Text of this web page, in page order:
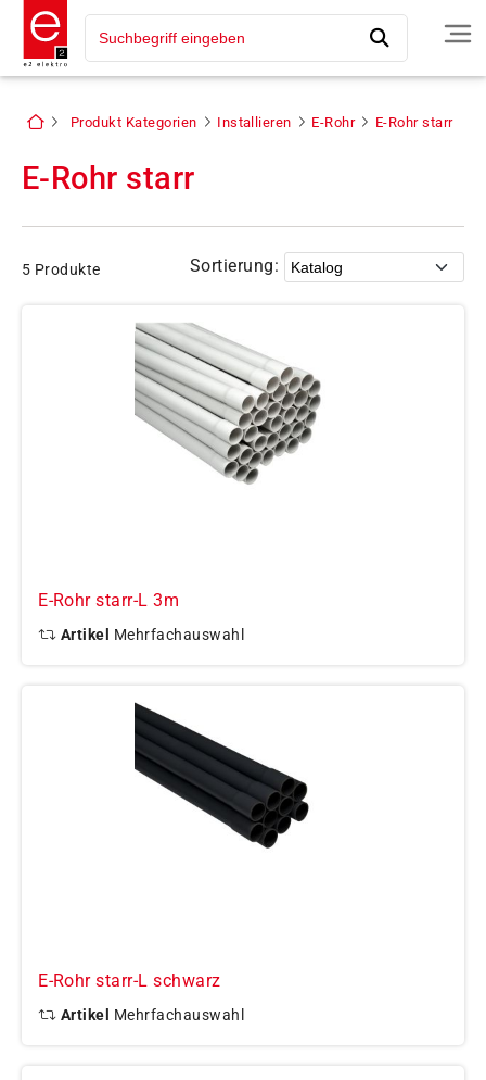
Produkt Kategorien Installieren E-Rohr E-Rohr starr
E-Rohr starr
5 Produkte Sortierung:
E-Rohr starr-L 3m
Artikel Mehrfachauswahl
E-Rohr starr-L schwarz
Artikel Mehrfachauswahl